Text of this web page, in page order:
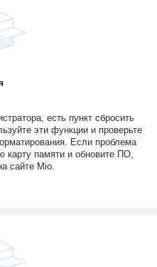
есть пункт сбросить
эти функции и проверьте
Если проблема
карту памяти и обновите ПО,
сайте Mio.